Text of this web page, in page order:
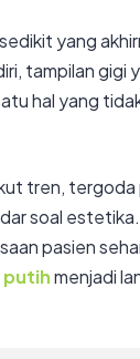
yang
tampilan gigi
hal yang
tren, tergoda
soal
pasien
putihmenjadi